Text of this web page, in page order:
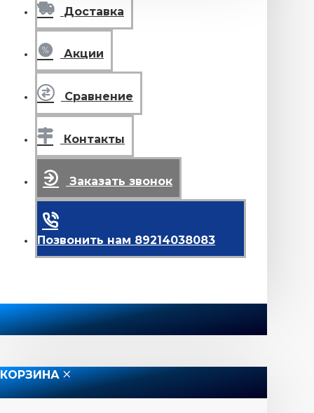
Доставка
Акции
Сравнение
Контакты
Заказать звонок
Позвонить нам 89214038083
КОРЗИНА